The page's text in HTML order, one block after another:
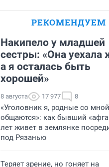
РЕКОМЕНДУЕМ
Накипело у младшей
сестры: «Она уехала
а я осталась быть
хорошей»
8 августа 17 977 8
«Уголовник я, родные со
общаются»: как бывший
лет живет в землянке
под Рязанью
Теряет зрение, но гоняет на